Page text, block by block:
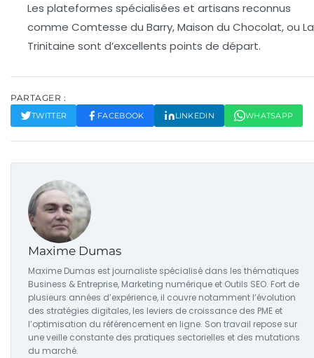
Les plateformes spécialisées et artisans reconnus
comme Comtesse du Barry, Maison du Chocolat, ou La
Trinitaine sont d’excellents points de départ.
PARTAGER :
TWITTER FACEBOOK LINKEDIN WHATSAPP
Maxime Dumas
Maxime Dumas est journaliste spécialisé dans les thématiques
Business & Entreprise, Marketing numérique et Outils SEO. Fort de
plusieurs années d’expérience, il couvre notamment l’évolution
des stratégies digitales, les leviers de croissance des PME et
l’optimisation du référencement en ligne. Son travail repose sur
une veille constante des pratiques sectorielles et des mutations
du marché.